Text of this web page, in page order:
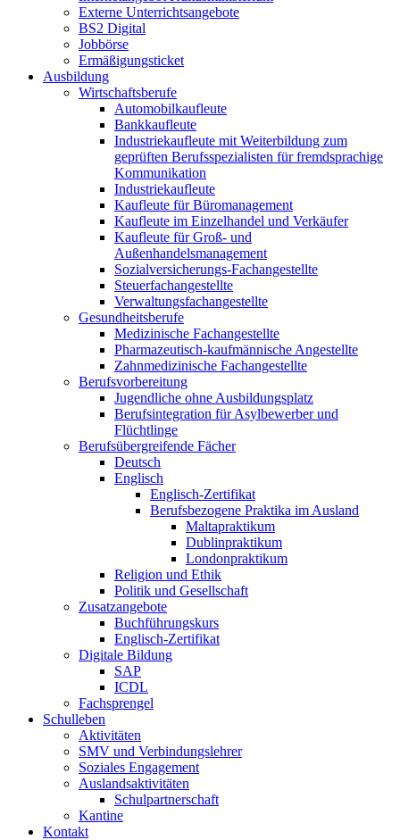
Externe Unterrichtsangebote
BS2 Digital
Jobbörse
Ermäßigungsticket
Ausbildung
Wirtschaftsberufe
Automobilkaufleute
Bankkaufleute
Industriekaufleute mit Weiterbildung zum
geprüften Berufsspezialisten für fremdsprachige
Kommunikation
Industriekaufleute
Kaufleute für Büromanagement
Kaufleute im Einzelhandel und Verkäufer
Kaufleute für Groß- und
Außenhandelsmanagement
Sozialversicherungs-Fachangestellte
Steuerfachangestellte
Verwaltungsfachangestellte
Gesundheitsberufe
Medizinische Fachangestellte
Pharmazeutisch-kaufmännische Angestellte
Zahnmedizinische Fachangestellte
Berufsvorbereitung
Jugendliche ohne Ausbildungsplatz
Berufsintegration für Asylbewerber und
Flüchtlinge
Berufsübergreifende Fächer
Deutsch
Englisch
Englisch-Zertifikat
Berufsbezogene Praktika im Ausland
Maltapraktikum
Dublinpraktikum
Londonpraktikum
Religion und Ethik
Politik und Gesellschaft
Zusatzangebote
Buchführungskurs
Englisch-Zertifikat
Digitale Bildung
SAP
ICDL
Fachsprengel
Schulleben
Aktivitäten
SMV und Verbindungslehrer
Soziales Engagement
Auslandsaktivitäten
Schulpartnerschaft
Kantine
Kontakt